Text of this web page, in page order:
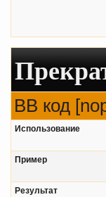
BB код
Использование
Пример
Результат